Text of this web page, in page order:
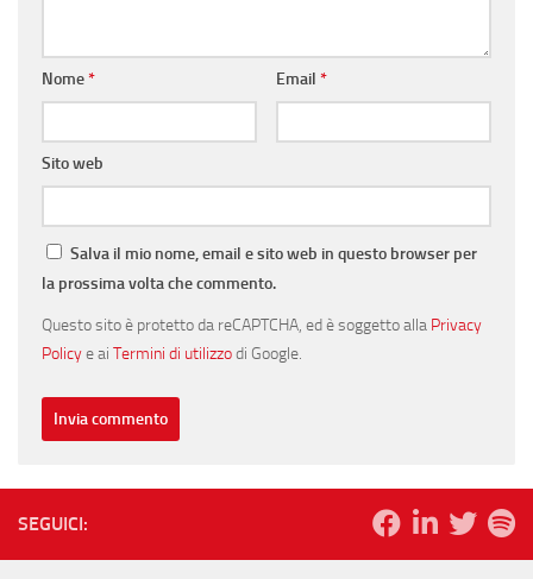
Nome* Email *
Sito web
Salva il mio nome, email e sito web in questo browser per
la prossima volta che commento.
Questo sito è protetto da reCAPTCHA, ed è soggetto alla Privacy
Policye ai Termini di utilizzodi Google.
SEGUICI: